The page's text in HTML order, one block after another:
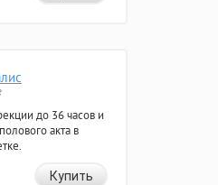
до 36 часов и
акта в
Купить